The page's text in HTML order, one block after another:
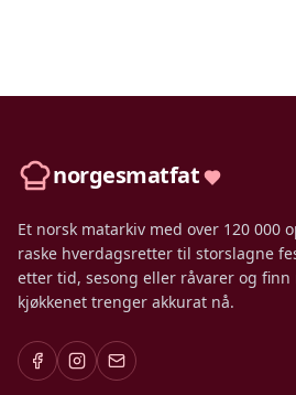
norgesmatfat
Et norsk matarkiv med over 120 000
raske hverdagsretter til storslagne
etter tid, sesong eller råvarer og finn
kjøkkenet trenger akkurat nå.